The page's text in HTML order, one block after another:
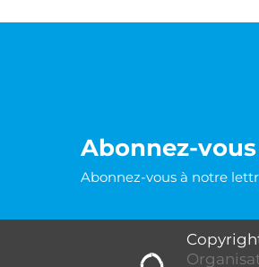
Abonnez-
Abonnez-vous à notre